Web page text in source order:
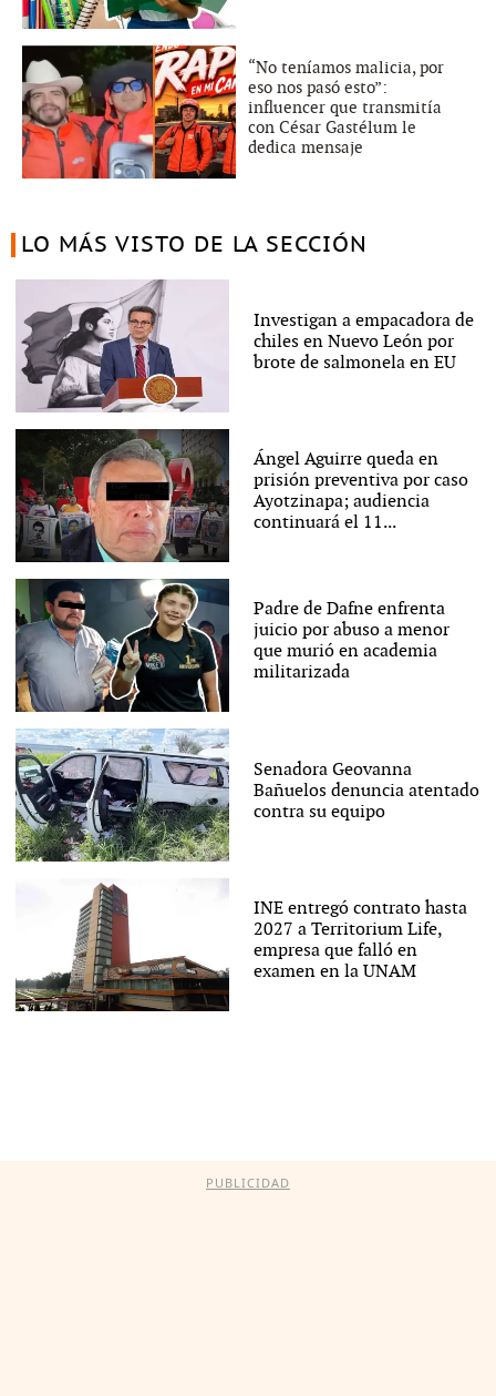
“No teníamos malicia, por
eso nos pasó esto”:
influencer que transmitía
con César Gastélum le
dedica mensaje
LO MÁS VISTO DE LA SECCIÓN
Investigan a empacadora de
chiles en Nuevo León por
brote de salmonela en EU
Ángel Aguirre queda en
prisión preventiva por caso
Ayotzinapa; audiencia
continuará el 11...
Padre de Dafne enfrenta
juicio por abuso a menor
que murió en academia
militarizada
Senadora Geovanna
Bañuelos denuncia atentado
contra su equipo
INE entregó contrato hasta
2027 a Territorium Life,
empresa que falló en
examen en la UNAM
PUBLICIDAD